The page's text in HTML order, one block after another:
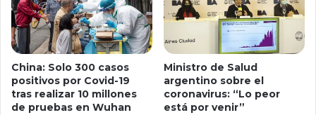
China: Solo 300 casos
positivos por Covid-19
tras realizar 10 millones
de pruebas en Wuhan
Ministro de Salud
argentino sobre el
coronavirus: “Lo peor
está por venir”